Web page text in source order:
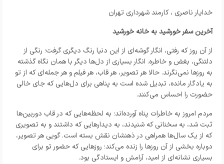
خدایار ناصری ، کارمند شهرداری تهران
آخرین سفر خورشید به خانه خورشید
از آن روز که رفتی، انگار گوشه‌ای از این دنیا رنگ دیگری گرفت؛ رنگی از
دلتنگی، بغض و خاطره. انگار بسیاری از دل‌ها دیگر با همان نگاه گذشته
به روزها نمی‌نگرند. حالا هر تصویر، هر قاب، هر فیلم و هر جمله‌ای که از تو
به یادگار مانده، تبدیل شده است به پناهی برای دل‌هایی که جای خالی
حضورت را احساس می‌کنند.
مردم امروز به خاطرات پناه آورده‌اند؛ به لحظه‌هایی که در قاب دوربین‌ها
ثبت شد، به سخنانی که شنیدند، به دیدارهایی که داشتند و به تصویری
که از یک سال‌ها همراهی در ذهنشان نقش بسته است. گویی هر تصویر،
دوباره بخشی از آن روزها را زنده می‌کند؛ روزهایی که حضور تو برای
بسیاری نشانه‌ای از امید، آرامش و ایستادگی بود.